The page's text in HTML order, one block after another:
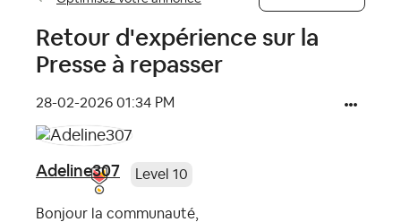
Retour d'expérience sur la
Presse à repasser
‎28-02-2026 01:34 PM
Adeline307 Level 10
Bonjour la communauté,